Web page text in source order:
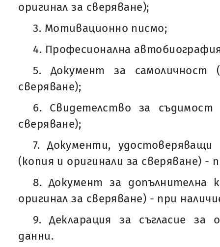
оригинал за сверяване);
3. Мотивационно писмо;
4. Професионална
5. Документ за самоличност
сверяване);
6. Свидетелство за съдимост
сверяване);
7. Документи,
(копия и оригинали за сверяване) -
8. Документ за допълнителна
оригинал за сверяване) - при
9. Декларация за съгласие за
данни.